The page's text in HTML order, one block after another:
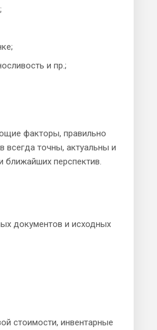
и пр.;
факторы, правильно
точны, актуальны и
ближайших перспектив.
документов и исходных
стоимости, инвентарные